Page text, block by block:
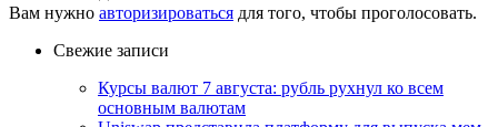
Вам нужно авторизироваться для того, чтобы проголосовать.
Свежие записи
Курсы валют 7 августа: рубль рухнул ко всем
основным валютам